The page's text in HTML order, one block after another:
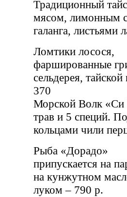
Традиционный
мясом, лимонным
галанга,
Ломтики лосося,
фаршированные
сельдерея,
370
Морской Волк «Си
трав и 5 специй.
кольцами чили
Рыба «Дорадо»
припускается на
на кунжутном
луком – 790 р.